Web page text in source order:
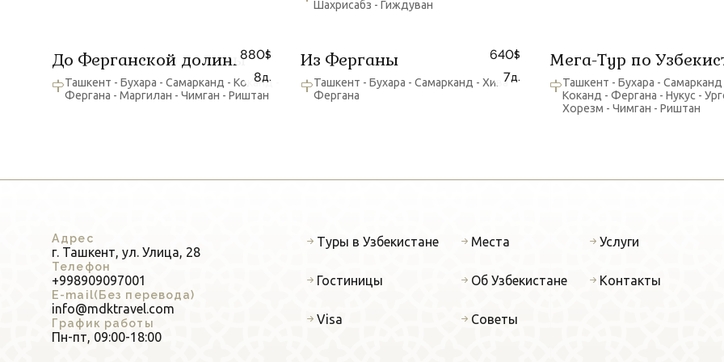
Шахрисабз - Гиждуван
До Ферганской долины
Ташкент - Бухара - Самарканд - Коканд -
Фергана - Маргилан - Чимган - Риштан
880$
8д.
Из Ферганы
Ташкент - Бухара - Самарканд - Хива -
Фергана
640$
7д.
Мега-Тур по
Ташкент - Бухара -
Коканд - Фергана - Нукус -
Хорезм - Чимган - Риштан
Адрес
г. Ташкент, ул. Улица, 28
Телефон
+998909097001
E-mail(Без перевода)
info@mdktravel.com
График работы
Пн-пт, 09:00-18:00
Туры в Узбекистане Места Услуги
Гостиницы Об Узбекистане Контакты
Visa Советы